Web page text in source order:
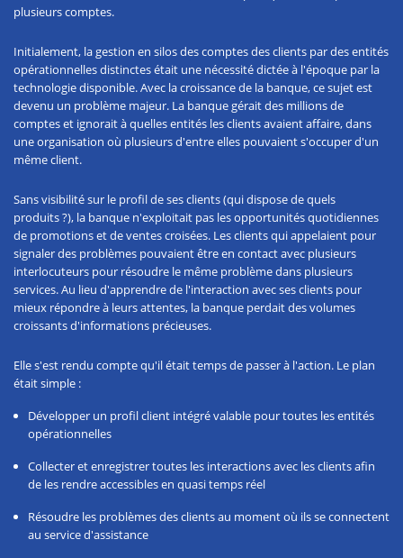
plusieurs comptes.
Initialement, la gestion en silos des comptes des clients par des entités
opérationnelles distinctes était une nécessité dictée à l'époque par la
technologie disponible. Avec la croissance de la banque, ce sujet est
devenu un problème majeur. La banque gérait des millions de
comptes et ignorait à quelles entités les clients avaient affaire, dans
une organisation où plusieurs d'entre elles pouvaient s'occuper d'un
même client.
Sans visibilité sur le profil de ses clients (qui dispose de quels
produits ?), la banque n'exploitait pas les opportunités quotidiennes
de promotions et de ventes croisées. Les clients qui appelaient pour
signaler des problèmes pouvaient être en contact avec plusieurs
interlocuteurs pour résoudre le même problème dans plusieurs
services. Au lieu d'apprendre de l'interaction avec ses clients pour
mieux répondre à leurs attentes, la banque perdait des volumes
croissants d'informations précieuses.
Elle s'est rendu compte qu'il était temps de passer à l'action. Le plan
était simple :
Développer un profil client intégré valable pour toutes les entités
opérationnelles
Collecter et enregistrer toutes les interactions avec les clients afin
de les rendre accessibles en quasi temps réel
Résoudre les problèmes des clients au moment où ils se connectent
au service d'assistance